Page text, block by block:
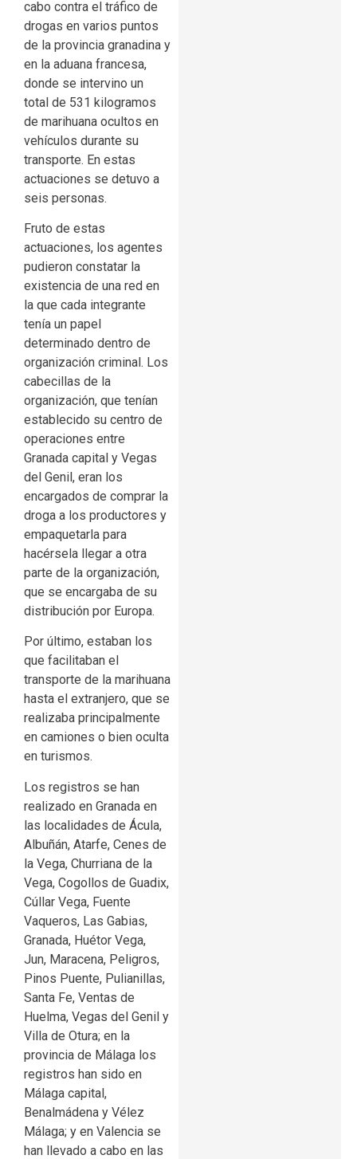
cabo contra el tráfico de
drogas en varios puntos
de la provincia granadina y
en la aduana francesa,
donde se intervino un
total de 531 kilogramos
de marihuana ocultos en
vehículos durante su
transporte. En estas
actuaciones se detuvo a
seis personas.
Fruto de estas
actuaciones, los agentes
pudieron constatar la
existencia de una red en
la que cada integrante
tenía un papel
determinado dentro de
organización criminal. Los
cabecillas de la
organización, que tenían
establecido su centro de
operaciones entre
Granada capital y Vegas
del Genil, eran los
encargados de comprar la
droga a los productores y
empaquetarla para
hacérsela llegar a otra
parte de la organización,
que se encargaba de su
distribución por Europa.
Por último, estaban los
que facilitaban el
transporte de la marihuana
hasta el extranjero, que se
realizaba principalmente
en camiones o bien oculta
en turismos.
Los registros se han
realizado en Granada en
las localidades de Ácula,
Albuñán, Atarfe, Cenes de
la Vega, Churriana de la
Vega, Cogollos de Guadix,
Cúllar Vega, Fuente
Vaqueros, Las Gabias,
Granada, Huétor Vega,
Jun, Maracena, Peligros,
Pinos Puente, Pulianillas,
Santa Fe, Ventas de
Huelma, Vegas del Genil y
Villa de Otura; en la
provincia de Málaga los
registros han sido en
Málaga capital,
Benalmádena y Vélez
Málaga; y en Valencia se
han llevado a cabo en las